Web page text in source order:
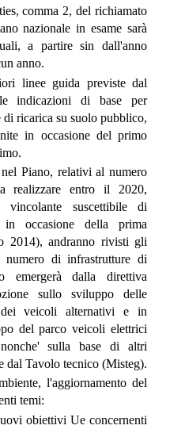
comma 2, del richiamato
nazionale in esame sarà
a partire sin dall'anno
anno.
linee guida previste dal
indicazioni di base per
ricarica su suolo pubblico,
in occasione del primo
Piano, relativi al numero
realizzare entro il 2020,
suscettibile di
in occasione della prima
2014), andranno rivisti gli
di infrastrutture di
dalla direttiva
sullo sviluppo delle
veicoli alternativi e in
del parco veicoli elettrici
sulla base di altri
dal Tavolo tecnico (Misteg).
l'aggiornamento del
temi:
obiettivi Ue concernenti